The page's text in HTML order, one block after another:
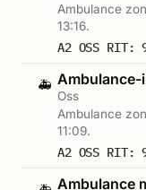
Ambulance
13:16.
A2 OSS RIT:
🚑 Ambulance-
Oss
Ambulance
11:09.
A2 OSS RIT:
Ambulance